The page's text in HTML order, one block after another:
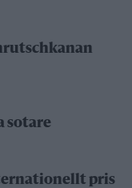
sotare
pris